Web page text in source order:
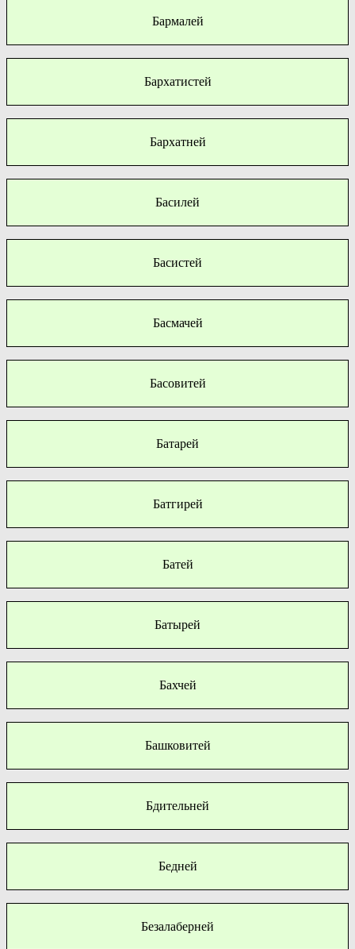
Бармалей
Бархатистей
Бархатней
Басилей
Басистей
Басмачей
Басовитей
Батарей
Батгирей
Батей
Батырей
Бахчей
Башковитей
Бдительней
Бедней
Безалаберней